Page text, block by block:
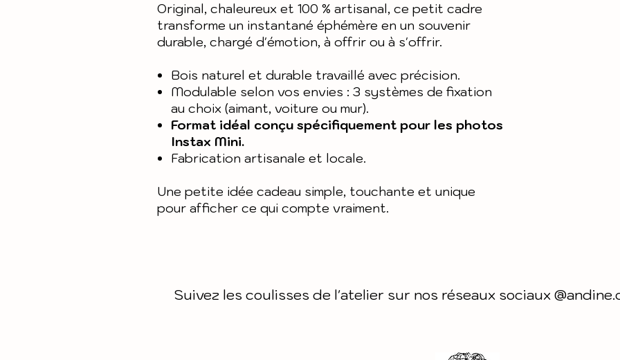
Original, chaleureux et 100 % artisanal, ce petit cadre
transforme un instantané éphémère en un souvenir
durable, chargé d'émotion, à offrir ou à s'offrir.
Bois naturel et durable travaillé avec précision.
Modulable selon vos envies : 3 systèmes de fixation
au choix (aimant, voiture ou mur).
Format idéal conçu spécifiquement pour les photos
Instax Mini.
Fabrication artisanale et locale.
Une petite idée cadeau simple, touchante et unique
pour afficher ce qui compte vraiment.
Suivez les coulisses de l'atelier sur nos réseaux sociaux